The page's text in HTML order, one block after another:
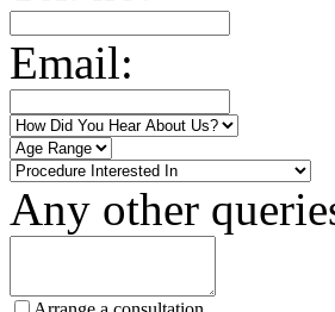
Email:
Any other